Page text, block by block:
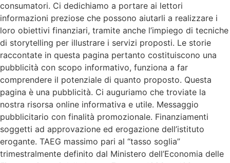
consumatori. Ci dedichiamo a portare ai lettori
informazioni preziose che possono aiutarli a realizzare i
loro obiettivi finanziari, tramite anche l’impiego di tecniche
di storytelling per illustrare i servizi proposti. Le storie
raccontate in questa pagina pertanto costituiscono una
pubblicità con scopo informativo, funziona a far
comprendere il potenziale di quanto proposto. Questa
pagina è una pubblicità. Ci auguriamo che troviate la
nostra risorsa online informativa e utile. Messaggio
pubblicitario con finalità promozionale. Finanziamenti
soggetti ad approvazione ed erogazione dell’istituto
erogante. TAEG massimo pari al “tasso soglia”
trimestralmente definito dal Ministero dell’Economia delle